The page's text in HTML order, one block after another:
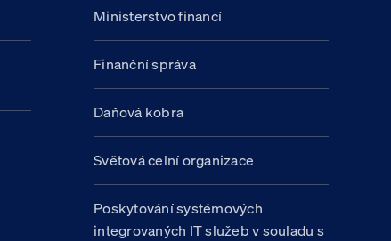
Ministerstvo financí
Finanční správa
Daňová kobra
Světová celní organizace
Poskytování systémových
integrovaných IT služeb v souladu s